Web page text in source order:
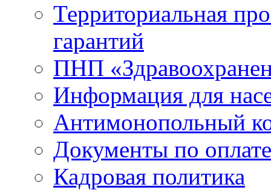
Территориальная
гарантий
ПНП
Информация для
Антимонопольный
Документы по
Кадровая политика